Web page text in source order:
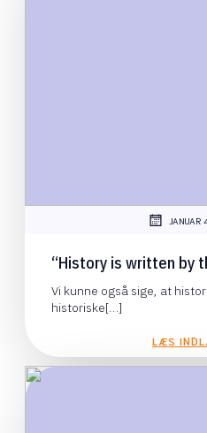
JANUAR 4
“History is written by
Vi kunne også sige, at
historiske[…]
LÆS